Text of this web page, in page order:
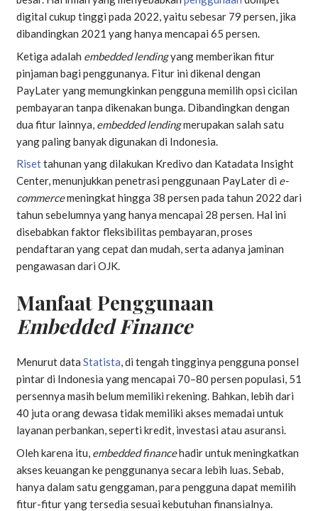
digital cukup tinggi pada 2022, yaitu sebesar 79 persen, jika
dibandingkan 2021 yang hanya mencapai 65 persen.
Ketiga adalah embedded lendingyang memberikan fitur
pinjaman bagi penggunanya. Fitur ini dikenal dengan
PayLater yang memungkinkan pengguna memilih opsi cicilan
pembayaran tanpa dikenakan bunga. Dibandingkan dengan
dua fitur lainnya, embedded lendingmerupakan salah satu
yang paling banyak digunakan di Indonesia.
Risettahunan yang dilakukan Kredivo dan Katadata Insight
Center, menunjukkan penetrasi penggunaan PayLater di e-
commercemeningkat hingga 38 persen pada tahun 2022 dari
tahun sebelumnya yang hanya mencapai 28 persen. Hal ini
disebabkan faktor fleksibilitas pembayaran, proses
pendaftaran yang cepat dan mudah, serta adanya jaminan
pengawasan dari OJK.
Manfaat Penggunaan
Embedded Finance
Menurut data Statista, di tengah tingginya pengguna ponsel
pintar di Indonesia yang mencapai 70–80 persen populasi, 51
persennya masih belum memiliki rekening. Bahkan, lebih dari
40 juta orang dewasa tidak memiliki akses memadai untuk
layanan perbankan, seperti kredit, investasi atau asuransi.
Oleh karena itu, embedded financehadir untuk meningkatkan
akses keuangan ke penggunanya secara lebih luas. Sebab,
hanya dalam satu genggaman, para pengguna dapat memilih
fitur-fitur yang tersedia sesuai kebutuhan finansialnya.